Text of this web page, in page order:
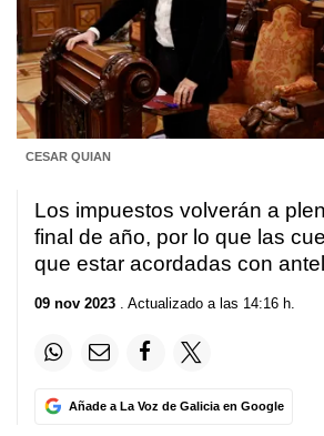
CESAR QUIAN
Los impuestos volverán a
final de año, por lo que las
que estar acordadas con
09 nov 2023 . Actualizado a las 14:16 h.
Añade a La Voz de Galicia en Google